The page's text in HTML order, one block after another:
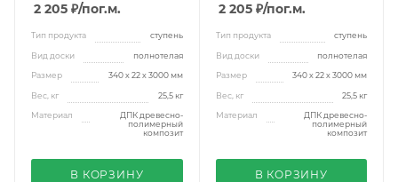
2 205 ₽/пог.м.
Тип продукта ступень
Вид доски полнотелая
Размер 340 х 22 х 3000 мм
Вес, кг 25,5 кг
Материал
ДПК древесно-
полимерный
композит
В КОРЗИНУ
2 205 ₽/пог.м.
Тип продукта ступень
Вид доски полнотелая
Размер 340 х 22 х 3000 мм
Вес, кг 25,5 кг
Материал
ДПК древесно-
полимерный
композит
В КОРЗИНУ